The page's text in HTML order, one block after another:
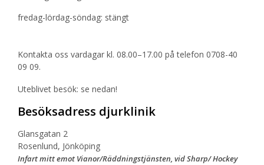
fredag-lördag-söndag: stängt
Kontakta oss vardagar kl. 08.00–17.00 på telefon 0708-40
09 09.
Uteblivet besök: se nedan!
Besöksadress djurklinik
Glansgatan 2
Rosenlund, Jönköping
Infart mitt emot Vianor/Räddningstjänsten, vid Sharp/ Hockey